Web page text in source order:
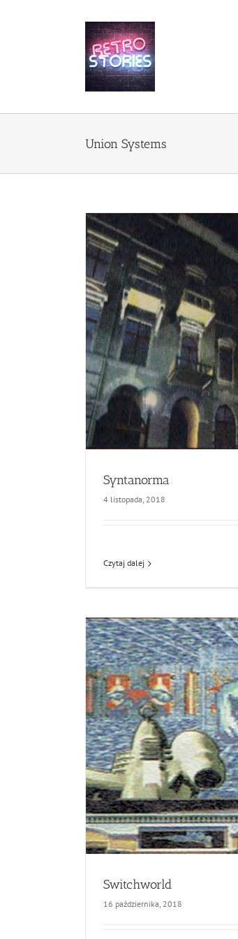
Union Systems
Syntanorma
4 listopada, 2018
Czytaj dalej
Switchworld
16 października, 2018